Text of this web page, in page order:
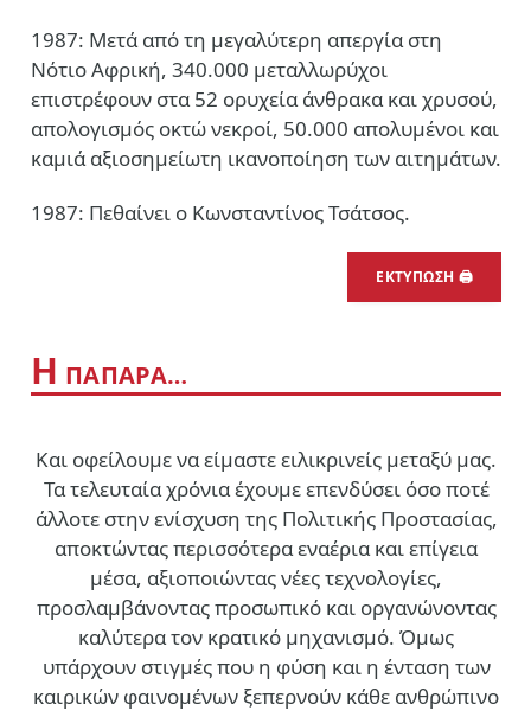
1987: Μετά από τη μεγαλύτερη απεργία στη
Νότιο Αφρική, 340.000 μεταλλωρύχοι
επιστρέφουν στα 52 ορυχεία άνθρακα και χρυσού,
απολογισμός οκτώ νεκροί, 50.000 απολυμένοι και
καμιά αξιοσημείωτη ικανοποίηση των αιτημάτων.
1987: Πεθαίνει ο Κωνσταντίνος Τσάτσος.
ΕΚΤΥΠΩΣΗ 🖨
Η ΠΑΠΑΡΑ…
Και οφείλουμε να είμαστε ειλικρινείς μεταξύ μας.
Τα τελευταία χρόνια έχουμε επενδύσει όσο ποτέ
άλλοτε στην ενίσχυση της Πολιτικής Προστασίας,
αποκτώντας περισσότερα εναέρια και επίγεια
μέσα, αξιοποιώντας νέες τεχνολογίες,
προσλαμβάνοντας προσωπικό και οργανώνοντας
καλύτερα τον κρατικό μηχανισμό. Όμως
υπάρχουν στιγμές που η φύση και η ένταση των
καιρικών φαινομένων ξεπερνούν κάθε ανθρώπινο